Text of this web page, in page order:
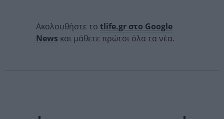
Ακολουθήστε το tlife.gr στο Google
News και μάθετε πρώτοι όλα τα νέα.